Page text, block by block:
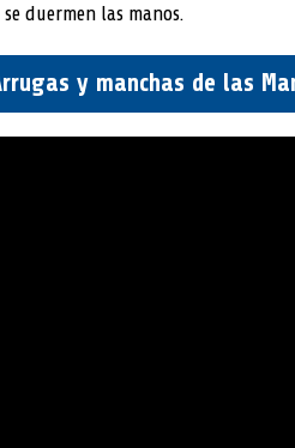
duermen las manos.
y manchas de las